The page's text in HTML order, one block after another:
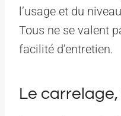
l’usage et du
Tous ne se valent
facilité d’entretien.
Le